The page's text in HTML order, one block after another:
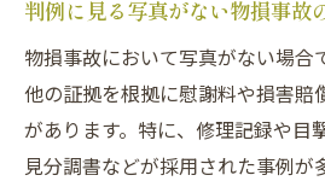
判例に見る写真がない物損事故
物損事故において写真がない場合
他の証拠を根拠に慰謝料や損害賠
があります。特に、修理記録や目
見分調書などが採用された事例が